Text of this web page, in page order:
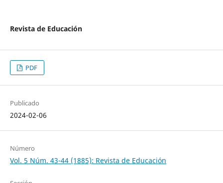
Revista de Educación
PDF
Publicado
2024-02-06
Número
Vol. 5 Núm. 43-44 (1885): Revista de Educación